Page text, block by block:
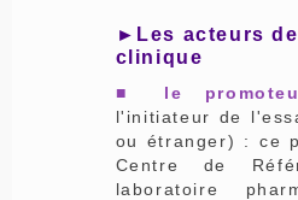
►Les acteurs de
clinique
■ le
l'initiateur de
ou étranger) : ce
Centre de
laboratoire